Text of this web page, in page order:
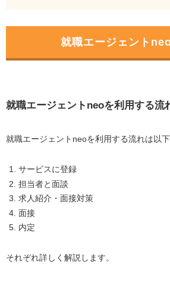
就職エージェント
就職エージェントneoを利用する流
就職エージェントneoを利用する流れは以下
サービスに登録
担当者と面談
求人紹介・面接対策
面接
内定
それぞれ詳しく解説します。